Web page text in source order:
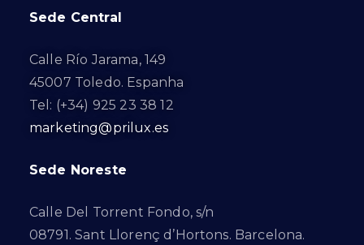
Sede Central
Calle Río Jarama, 149
45007 Toledo. Espanha
Tel: (+34) 925 23 38 12
marketing@prilux.es
Sede Noreste
Calle Del Torrent Fondo, s/n
08791. Sant Llorenç d’Hortons. Barcelona.